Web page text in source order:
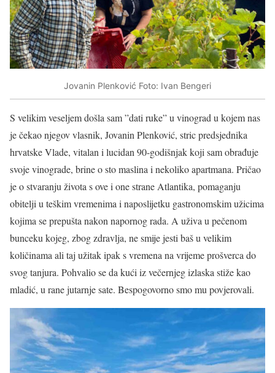
Jovanin Plenković Foto: Ivan Bengeri
S velikim veseljem došla sam ”dati ruke” u vinograd u kojem nas
je čekao njegov vlasnik, Jovanin Plenković, stric predsjednika
hrvatske Vlade, vitalan i lucidan 90-godišnjak koji sam obrađuje
svoje vinograde, brine o sto maslina i nekoliko apartmana. Pričao
je o stvaranju života s ove i one strane Atlantika, pomaganju
obitelji u teškim vremenima i naposlijetku gastronomskim užicima
kojima se prepušta nakon napornog rada. A uživa u pečenom
bunceku kojeg, zbog zdravlja, ne smije jesti baš u velikim
količinama ali taj užitak ipak s vremena na vrijeme prošverca do
svog tanjura. Pohvalio se da kući iz večernjeg izlaska stiže kao
mladić, u rane jutarnje sate. Bespogovorno smo mu povjerovali.